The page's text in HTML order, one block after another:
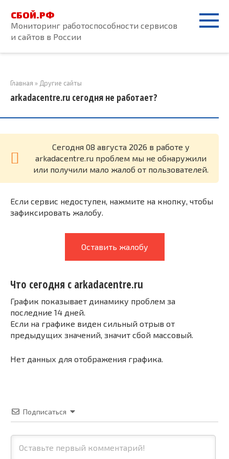
контенту
СБОЙ.РФ
Мониторинг работоспособности сервисов
и сайтов в России
Главная » Другие сайты
arkadacentre.ru сегодня не работает?
Cегодня 08 августа 2026 в работе у
arkadacentre.ru проблем мы не обнаружили
или получили мало жалоб от пользователей.
Если сервис недоступен, нажмите на кнопку, чтобы
зафиксировать жалобу.
Оставить жалобу
Что сегодня с arkadacentre.ru
График показывает динамику проблем за
последние 14 дней.
Если на графике виден сильный отрыв от
предыдущих значений, значит сбой массовый.
Нет данных для отображения графика.
Подписаться